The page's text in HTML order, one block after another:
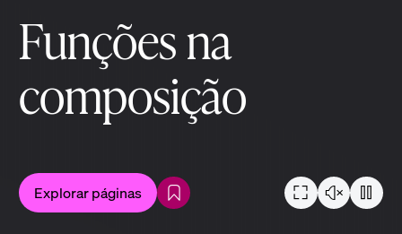
Funções na
composição
Explorar páginas